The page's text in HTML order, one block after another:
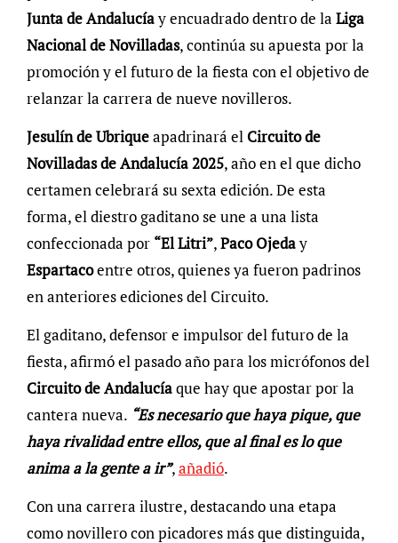
Junta de Andalucíay encuadrado dentro de la Liga
Nacional de Novilladas, continúa su apuesta por la
promoción y el futuro de la fiesta con el objetivo de
relanzar la carrera de nueve novilleros.
Jesulín de Ubriqueapadrinará el Circuito de
Novilladas de Andalucía 2025, año en el que dicho
certamen celebrará su sexta edición. De esta
forma, el diestro gaditano se une a una lista
confeccionada por “El Litri”,Paco Ojeday
Espartacoentre otros, quienes ya fueron padrinos
en anteriores ediciones del Circuito.
El gaditano, defensor e impulsor del futuro de la
fiesta, afirmó el pasado año para los micrófonos del
Circuito de Andalucíaque hay que apostar por la
cantera nueva. “Es necesario que haya pique, que
haya rivalidad entre ellos, que al final es lo que
anima a la gente a ir”,añadió.
Con una carrera ilustre, destacando una etapa
como novillero con picadores más que distinguida,